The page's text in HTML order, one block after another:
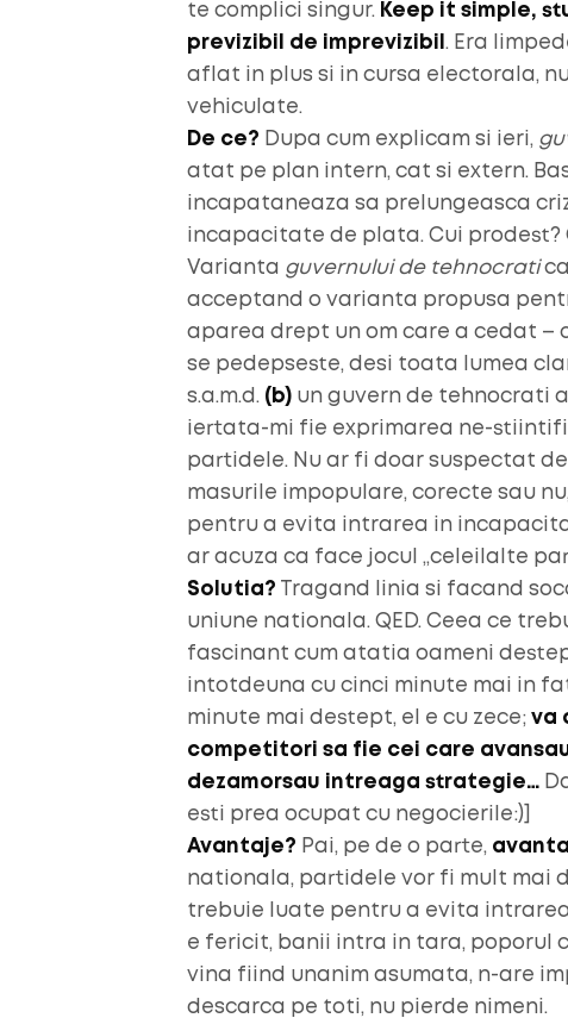
te complici singur. Keep it simple,
previzibil de imprevizibil . Era
aflat in plus si in cursa electorala,
vehiculate.
De ce? Dupa cum explicam si ieri,
atat pe plan intern, cat si extern.
incapataneaza sa prelungeasca
incapacitate de plata. Cui prodest?
Varianta guvernului de tehnocrati
acceptand o varianta propusa
aparea drept un om care a cedat –
se pedepseste, desi toata lumea
s.a.m.d. (b) un guvern de tehnocrati
iertata-mi fie exprimarea ne-
partidele. Nu ar fi doar suspectat
masurile impopulare, corecte sau
pentru a evita intrarea in
ar acuza ca face jocul „celeilalte
Solutia? Tragand linia si facand
uniune nationala. QED. Ceea ce
fascinant cum atatia oameni
intotdeuna cu cinci minute mai in
minute mai destept, el e cu zece; va
competitori sa fie cei care
dezamorsau intreaga strategie…
esti prea ocupat cu negocierile:)]
Avantaje? Pai, pe de o parte,
nationala, partidele vor fi mult mai
trebuie luate pentru a evita intrarea
e fericit, banii intra in tara, poporul
vina fiind unanim asumata, n-are
descarca pe toti, nu pierde nimeni.